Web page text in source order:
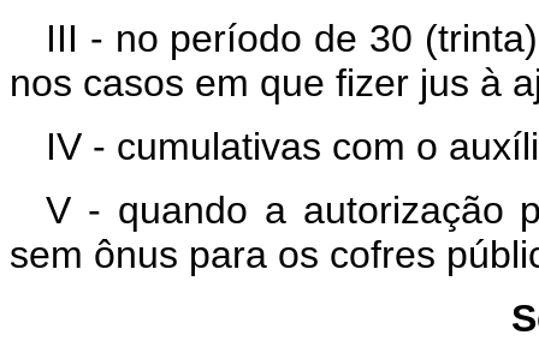
III - no período de 30
nos casos em que fizer jus à
IV - cumulativas com o
V - quando a autorização
sem ônus para os cofres